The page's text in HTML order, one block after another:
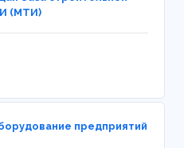
(МТИ)
предприятий